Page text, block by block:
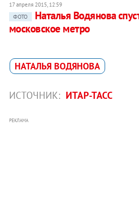
17 апреля 2015, 12:59
ФОТО
Наталья Водянова
московское метро
НАТАЛЬЯ ВОДЯНОВА
ИСТОЧНИК: ИТАР-ТАСС
РЕКЛАМА